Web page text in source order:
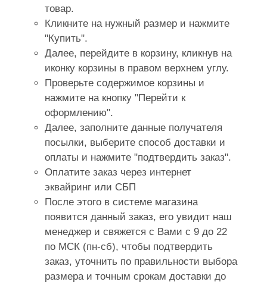
товар.
Кликните на нужный размер и нажмите
"Купить".
Далее, перейдите в корзину, кликнув на
иконку корзины в правом верхнем углу.
Проверьте содержимое корзины и
нажмите на кнопку "Перейти к
оформлению".
Далее, заполните данные получателя
посылки, выберите способ доставки и
оплаты и нажмите "подтвердить заказ".
Оплатите заказ через интернет
эквайринг или СБП
После этого в системе магазина
появится данный заказ, его увидит наш
менеджер и свяжется с Вами с 9 до 22
по МСК (пн-сб), чтобы подтвердить
заказ, уточнить по правильности выбора
размера и точным срокам доставки до